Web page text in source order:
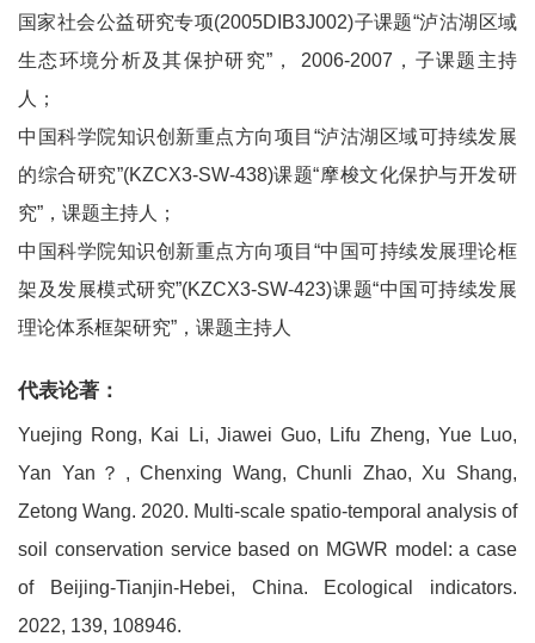
国家社会公益研究专项(2005DIB3J002)子课题“泸沽湖区域
生态环境分析及其保护研究”， 2006-2007，子课题主持
人；
中国科学院知识创新重点方向项目“泸沽湖区域可持续发展
的综合研究”(KZCX3-SW-438)课题“摩梭文化保护与开发研
究”，课题主持人；
中国科学院知识创新重点方向项目“中国可持续发展理论框
架及发展模式研究”(KZCX3-SW-423)课题“中国可持续发展
理论体系框架研究”，课题主持人
代表论著：
Yuejing Rong, Kai Li, Jiawei Guo, Lifu Zheng, Yue Luo,
Yan Yan？, Chenxing Wang, Chunli Zhao, Xu Shang,
Zetong Wang. 2020. Multi-scale spatio-temporal analysis of
soil conservation service based on MGWR model: a case
of Beijing-Tianjin-Hebei, China. Ecological indicators.
2022, 139, 108946.